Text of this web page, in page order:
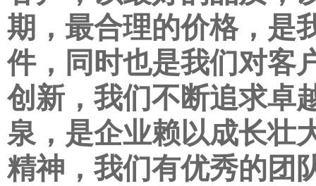
期，最合理的价格，是
件，同时也是我们对客
创新，我们不断追求卓
泉，是企业赖以成长壮
精神，我们有优秀的团